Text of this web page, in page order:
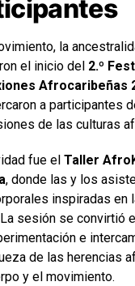
la
el inicio del 2.º
Afrocaribeñas
a participantes
de las culturas
fue el Taller
, donde las y los
inspiradas en
sesión se convirtió
e
de las herencias
y el movimiento.